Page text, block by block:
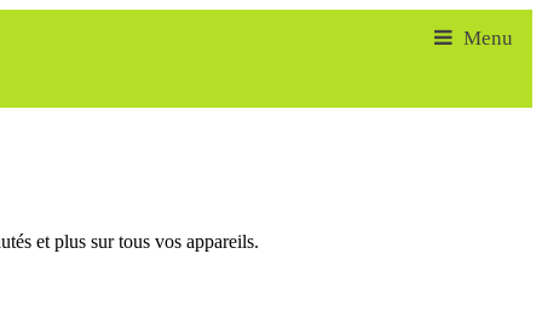
et plus sur tous vos appareils.